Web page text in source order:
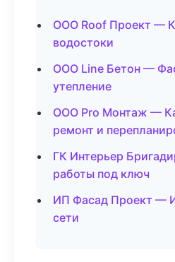
ООО Roof Проект —
водостоки
ООО Line Бетон —
утепление
ООО Pro Монтаж —
ремонт и
ГК Интерьер
работы под ключ
ИП Фасад Проект —
сети